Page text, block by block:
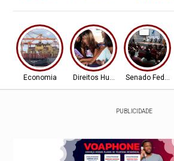
Economia Direitos HumanosSenado Federal
PUBLICIDADE